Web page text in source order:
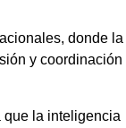
donde la
y coordinación
la inteligencia